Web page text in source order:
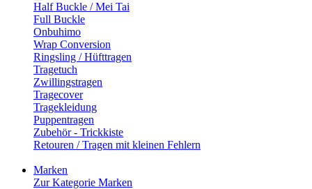
Half Buckle / Mei Tai
Full Buckle
Onbuhimo
Wrap Conversion
Ringsling / Hüfttragen
Tragetuch
Zwillingstragen
Tragecover
Tragekleidung
Puppentragen
Zubehör - Trickkiste
Retouren / Tragen mit kleinen Fehlern
Marken
Zur Kategorie Marken